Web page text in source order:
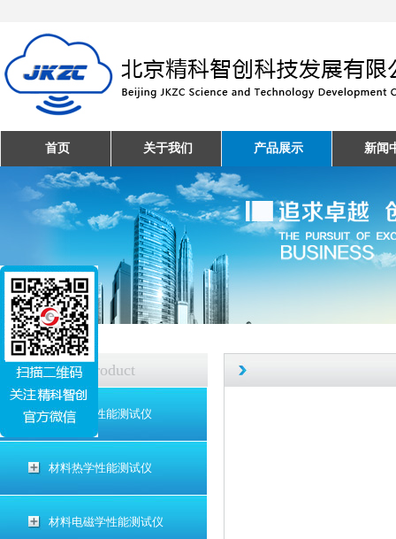
首页 关于我们 产品展示 新闻
产品中心 Product
材料电学性能测试仪
材料热学性能测试仪
材料电磁学性能测试仪